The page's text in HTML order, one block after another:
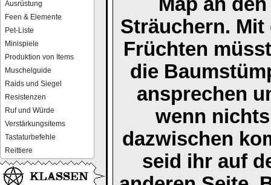
Ausrüstung
Feen & Elemente
Pet-Liste
Minispiele
Produktion von Items
Muschelguide
Raids und Siegel
Resistenzen
Ruf und Würde
Verstärkungsitems
Tastaturbefehle
Reittiere
Sträuchern. Mit
Früchten
die
ansprechen
wenn nichts
dazwischen
seid ihr auf